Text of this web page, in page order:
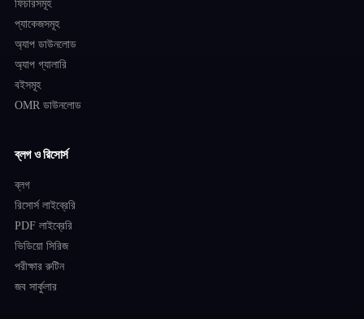
ফিচারসমূহ
প্যাকেজসমূহ
অ্যাপ ডাউনলোড
অ্যাপ গ্যালারি
বইসমূহ
OMR ডাউনলোড
ব্লগ ও রিসোর্স
ব্লগ
রিসোর্স লাইব্রেরি
PDF লাইব্রেরি
ভিডিয়ো সিরিজ
পরীক্ষার রুটিন
জব সার্কুলার